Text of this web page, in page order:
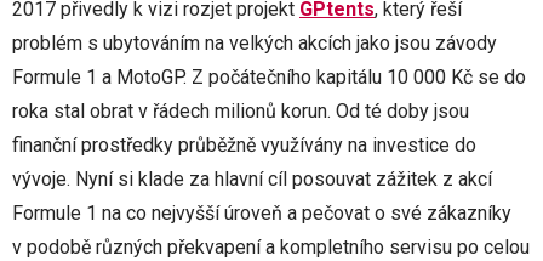
2017 přivedly k vizi rozjet projekt GPtents, který řeší
problém s ubytováním na velkých akcích jako jsou závody
Formule 1 a MotoGP. Z počátečního kapitálu 10 000 Kč se do
roka stal obrat v řádech milionů korun. Od té doby jsou
finanční prostředky průběžně využívány na investice do
vývoje. Nyní si klade za hlavní cíl posouvat zážitek z akcí
Formule 1 na co nejvyšší úroveň a pečovat o své zákazníky
v podobě různých překvapení a kompletního servisu po celou